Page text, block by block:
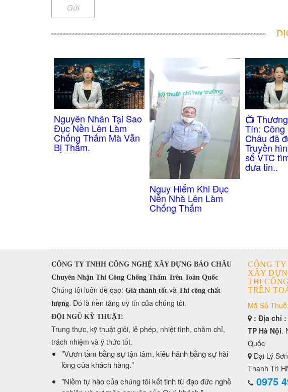
Gửi
Nguyên Nhân Tại Sao
Đục Nền Lên Làm
Chống Thấm Mà Vẫn
Bị Thấm.
Nguy Hiểm Khi Đục
Nền Nhà Lên Làm
Chống Thấm
​📺
Tín: Công
Châu đã
Truyền
số VTC
đưa tin..
CÔNG TY TNHH CÔNG NGHỆ XÂY DỰNG BẢO CHÂU
Chuyên Nhận Thi Công Chống Thấm Trên Toàn Quốc
​Chúng tôi luôn đề cao: Giá thành tốt và Thi công chất
lượng. Đó là nền tảng uy tín của chúng tôi.
ĐỘI NGŨ KỸ THUẬT:
Trung thực, kỹ thuật giỏi, lễ phép, nhiệt tình, chăm chỉ,
trách nhiệm và ý thức tốt.
​"Vươn tầm bằng sự tận tâm, kiêu hãnh bằng sự hài
lòng của khách hàng."
​"Niềm tự hào của chúng tôi kết tinh từ đạo đức nghề
CÔNG
XÂY
THI
TRÊN
Mã Số
: Địa chỉ :
TP Hà Nội.
Quốc
Đại Lý
Thanh Trì
0975